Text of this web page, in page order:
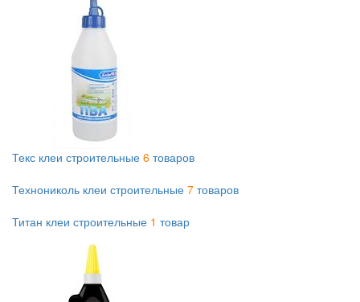
Текс клеи строительные 6 товаров
Технониколь клеи строительные 7 товаров
Титан клеи строительные 1 товар